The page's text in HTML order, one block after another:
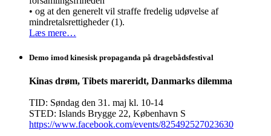
• og at den generelt vil straffe fredelig udøvelse af
mindretalsrettigheder (1).
Læs mere…
Demo imod kinesisk propaganda på dragebådsfestival
Kinas drøm, Tibets mareridt, Danmarks dilemma
TID: Søndag den 31. maj kl. 10-14
STED: Islands Brygge 22, København S
https://www.facebook.com/events/825492527023630